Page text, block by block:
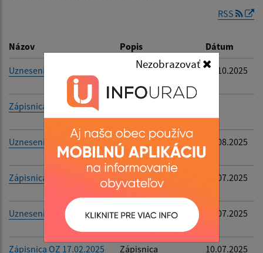
Nezobrazovať
Filtrovať
RSS
Názov Popis Dátum
Uznesenie OZ 17.09.2025
Uznesenie OZ
07.10.2025
Zápisnica OZ 24.06.2025
24.06.2025
Uznesenie OZ 24.06.2025
Uznesenie OZ
24.06.2025
05.08.2025
Zápisnica OZ 21.03.2025
Zápisnica
21.03.2025
10.07.2025
Uznesenie OZ 21.03.2025
Uznesenie OZ
08.07.2025
Zápisnica OZ 17.02.2025 Zápisnica 10.07.2025